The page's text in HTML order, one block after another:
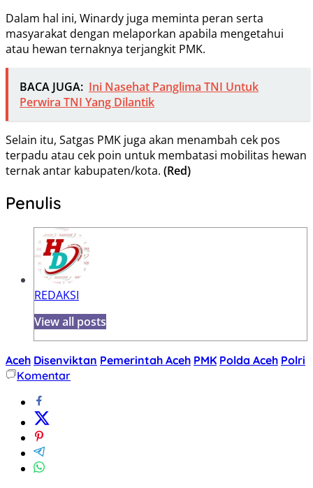
Dalam hal ini, Winardy juga meminta peran serta
masyarakat dengan melaporkan apabila mengetahui
atau hewan ternaknya terjangkit PMK.
BACA JUGA: Ini Nasehat Panglima TNI Untuk
Perwira TNI Yang Dilantik
Selain itu, Satgas PMK juga akan menambah cek pos
terpadu atau cek poin untuk membatasi mobilitas hewan
ternak antar kabupaten/kota. (Red)
Penulis
REDAKSI
View all posts
Aceh Disenviktan Pemerintah Aceh PMK Polda Aceh Polri
Komentar